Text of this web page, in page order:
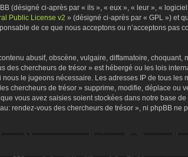
(désigné ci-après par « ils », « eux », « leur », «
Public License v2 » (désigné ci-après par « GPL ») et
de ce que nous acceptons ou n’acceptons
abusif, obscène, vulgaire, diffamatoire,
des chercheurs de trésor » est hébergé ou les lois
nous le jugeons nécessaire. Les adresses IP de tous
chercheurs de trésor » supprime, modifie, déplace ou
vous avez saisies soient stockées dans notre base
rendez-vous des chercheurs de trésor », ni phpBB